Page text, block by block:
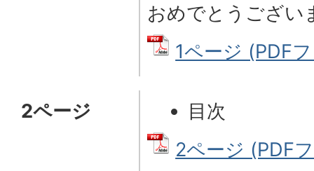
おめでとうござい
1ページ (PDF
2ページ
目次
2ページ (PDF